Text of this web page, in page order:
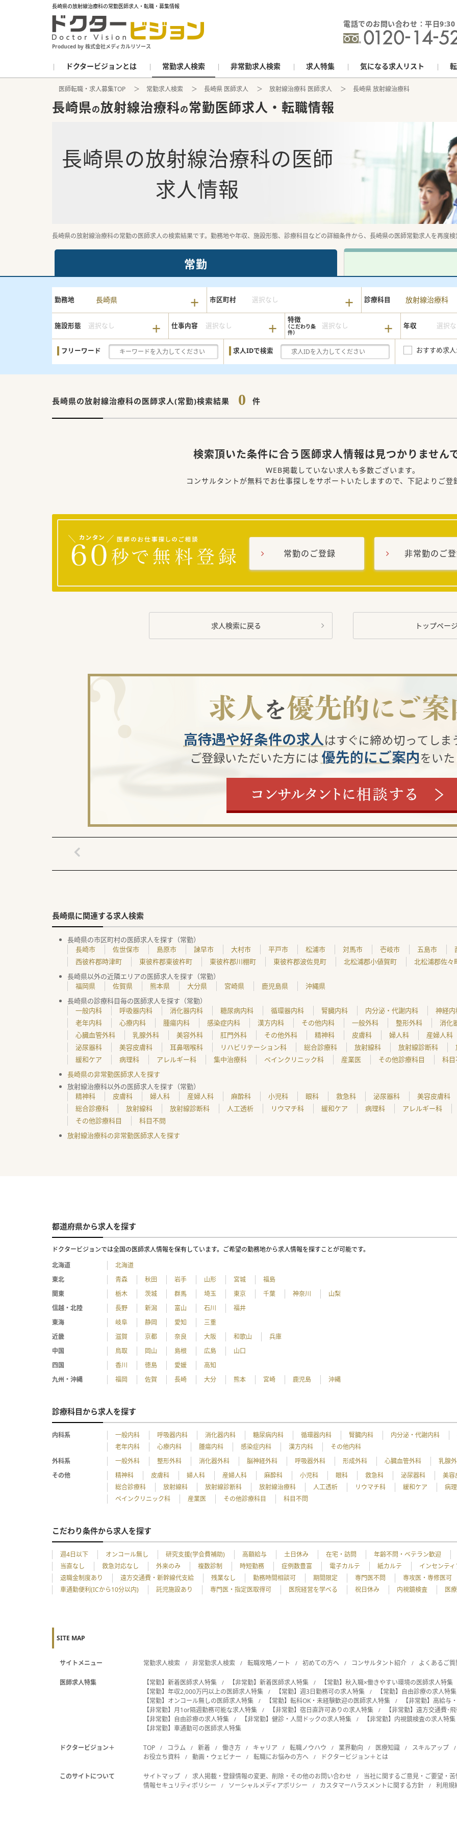
長崎県の放射線治療科の常勤医師求人・転職・募集情報
Produced by 株式会社メディカルリソース
電話でのお問い合わせ：平日
ドクタービジョンとは 常勤求人検索 非常勤求人検索 求人特集 気になる求人リスト
医師転職・求人募集TOP 常勤求人検索 長崎県 医師求人 放射線治療科 医師求人 長崎県 放射線治療科
長崎県の放射線治療科の常勤医師求人・転職情報
長崎県の放射線治療科の医師
求人情報
長崎県の放射線治療科の常勤の医師求人の検索結果です。勤務地や年収、施設形態、診療科目などの詳細条件から、長崎県の医師常勤求人を再度検
常勤
勤務地 長崎県 市区町村 選択なし 診療科目 放射線治療科
施設形態 選択なし 仕事内容 選択なし
特徴
選択なし 年収 選択
フリーワード 求人IDで検索 おすすめ求
長崎県の放射線治療科の医師求人(常勤)検索結果 0 件
検索頂いた条件に合う医師求人情報は見つかりません
WEB掲載していない求人も多数ございます。
コンサルタントが無料でお仕事探しをサポートいたしますので、下記よりご登
常勤のご登録 非常勤のご
求人検索に戻る トップペー
長崎県に関連する求人検索
長崎県の市区町村の医師求人を探す（常勤）
長崎市
佐世保市 島原市 諫早市 大村市 平戸市 松浦市 対馬市 壱岐市 五島市
西彼杵郡時津町
東彼杵郡東彼杵町 東彼杵郡川棚町 東彼杵郡波佐見町 北松浦郡小値賀町 北松浦郡佐々
長崎県以外の近隣エリアの医師求人を探す（常勤）
福岡県
佐賀県 熊本県 大分県 宮崎県 鹿児島県
沖縄県
長崎県の診療科目毎の医師求人を探す（常勤）
一般内科
呼吸器内科 消化器内科 糖尿病内科 循環器内科 腎臓内科 内分泌・代謝内科 神経
老年内科
心療内科 腫瘍内科 感染症内科 漢方内科 その他内科 一般外科 整形外科 消化
心臓血管外科
乳腺外科 美容外科 肛門外科 その他外科 精神科 皮膚科 婦人科 産婦人科
泌尿器科
美容皮膚科 耳鼻咽喉科 リハビリテーション科 総合診療科 放射線科 放射線診断科
緩和ケア
病理科 アレルギー科 集中治療科 ペインクリニック科 産業医 その他診療科目
科目
長崎県の非常勤医師求人を探す
放射線治療科以外の医師求人を探す（常勤）
精神科
皮膚科 婦人科 産婦人科 麻酔科 小児科 眼科 救急科 泌尿器科 美容皮膚科
総合診療科
放射線科 放射線診断科 人工透析 リウマチ科 緩和ケア 病理科 アレルギー科
その他診療科目
科目不問
放射線治療科の非常勤医師求人を探す
都道府県から求人を探す
ドクタービジョンでは全国の医師求人情報を保有しています。ご希望の勤務地から求人情報を探すことが可能です。
北海道
北海道
東北
青森 秋田 岩手 山形 宮城
福島
関東
栃木 茨城 群馬 埼玉 東京 千葉 神奈川
山梨
信越・北陸
長野 新潟 富山 石川
福井
東海
岐阜 静岡 愛知
三重
近畿
滋賀 京都 奈良 大阪 和歌山
兵庫
中国
鳥取 岡山 島根 広島
山口
四国
香川 徳島 愛媛
高知
九州・沖縄
福岡 佐賀 長崎 大分 熊本 宮崎 鹿児島 沖縄
診療科目から求人を探す
内科系 一般内科 呼吸器内科 消化器内科 糖尿病内科 循環器内科 腎臓内科 内分泌・代謝内科
老年内科
心療内科 腫瘍内科 感染症内科 漢方内科
その他内科
外科系
一般外科 整形外科 消化器外科 脳神経外科 呼吸器外科 形成外科 心臓血管外科 乳腺
その他
精神科 皮膚科 婦人科 産婦人科 麻酔科 小児科 眼科 救急科 泌尿器科 美容
総合診療科
放射線科 放射線診断科 放射線治療科 人工透析 リウマチ科 緩和ケア 病
ペインクリニック科
産業医 その他診療科目 科目不問
こだわり条件から求人を探す
週4日以下 オンコール無し 研究支援(学会費補助) 高額給与 土日休み 在宅・訪問 年齢不問・ベテラン歓迎
当直なし
救急対応なし 外来のみ 複数診制 時短勤務 症例数豊富 電子カルテ 紙カルテ インセンティ
退職金制度あり
遠方交通費・新幹線代支給 残業なし 勤務時間相談可 期間限定 専門医不問 専攻医・専修医可
車通勤便利(ICから10分以内)
託児施設あり 専門医・指定医取得可 医院経営を学べる 祝日休み 内視鏡検査 医
SITE MAP
サイトメニュー 常勤求人検索 非常勤求人検索 転職攻略ノート 初めての方へ コンサルタント紹介 よくあるご質
医師求人特集 【常勤】新着医師求人特集 【非常勤】新着医師求人特集 【常勤】秋入職×働きやすい環境の医師求人特集
【常勤】年収2,000万円以上の医師求人特集
【常勤】週3日勤務可の求人特集 【常勤】自由診療の求人特集
【常勤】オンコール無しの医師求人特集
【常勤】転科OK・未経験歓迎の医師求人特集
【非常勤】高給与
【非常勤】月1or隔週勤務可能な求人特集
【非常勤】宿日直許可ありの求人特集
【非常勤】遠方交通費･
【非常勤】自由診療の求人特集
【非常勤】健診・人間ドックの求人特集 【非常勤】内視鏡検査の求人特集
【非常勤】車通勤可の医師求人特集
ドクタービジョン＋ TOP コラム 新着 働き方 キャリア 転職ノウハウ 業界動向 医療知識 スキルアップ
お役立ち資料
動画・ウェビナー 転職にお悩みの方へ ドクタービジョン＋とは
このサイトについて サイトマップ 求人掲載・登録情報の変更、削除・その他のお問い合わせ 当社に関するご意見・ご要望・
情報セキュリティポリシー
ソーシャルメディアポリシー カスタマーハラスメントに関する方針 利用規